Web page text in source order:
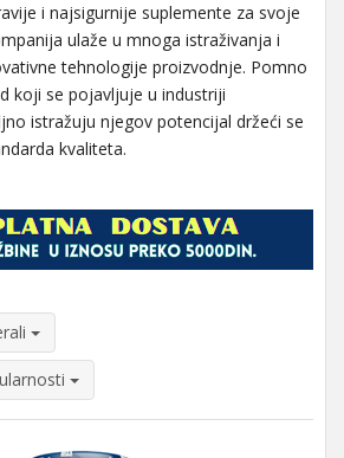
i najsigurnije suplemente za svoje
ulaže u mnoga istraživanja i
tehnologije proizvodnje. Pomno
koji se pojavljuje u industriji
istražuju njegov potencijal držeći se
kvaliteta.